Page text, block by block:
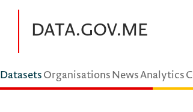
DATA.GOV.ME
DatasetsOrganisationsNewsAnalytics